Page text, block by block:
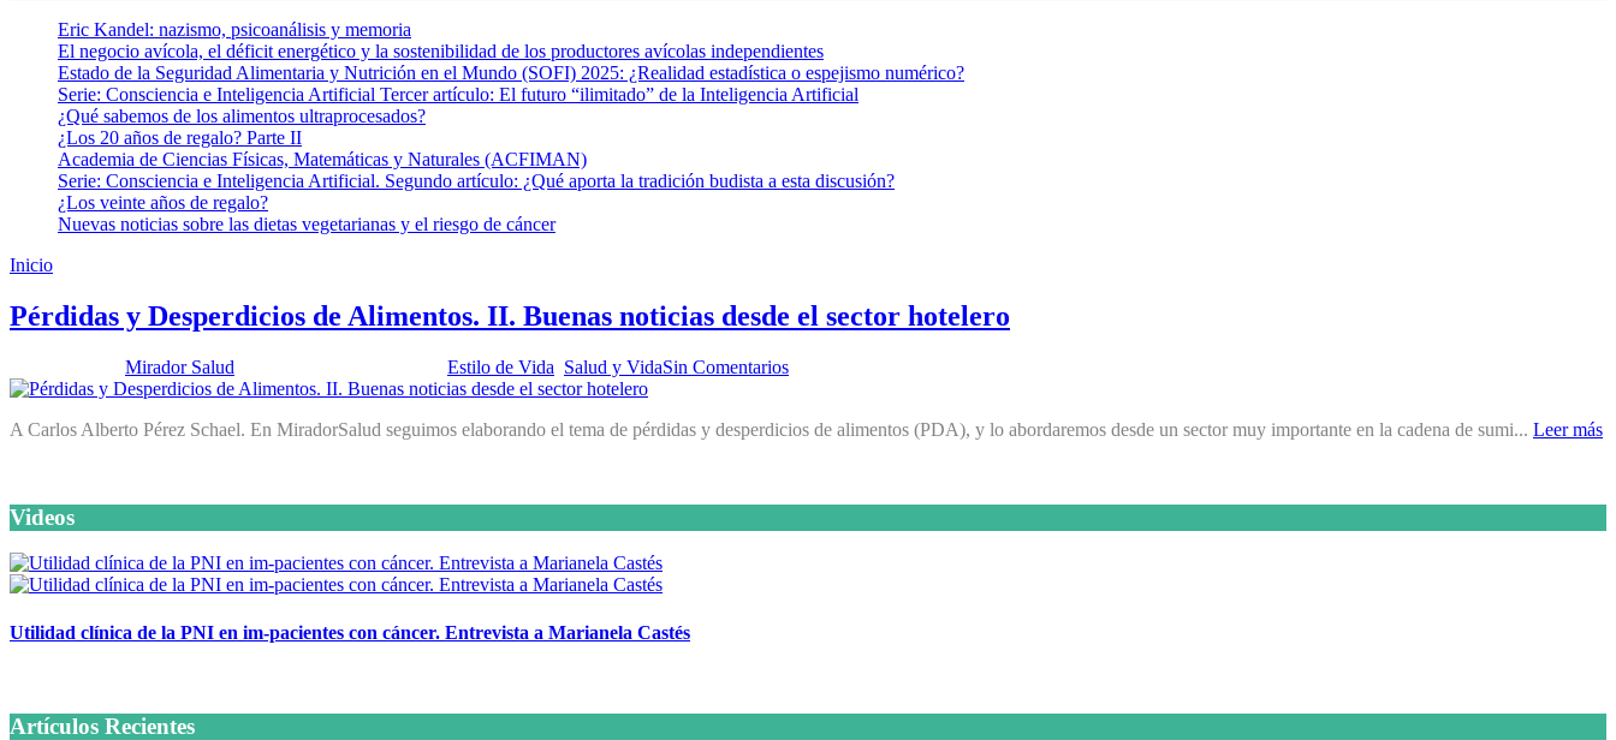
Eric Kandel: nazismo, psicoanálisis y memoria
El negocio avícola, el déficit energético y la sostenibilidad de los productores avícolas independientes
Estado de la Seguridad Alimentaria y Nutrición en el Mundo (SOFI) 2025: ¿Realidad estadística o espejismo numérico?
Serie: Consciencia e Inteligencia Artificial Tercer artículo: El futuro “ilimitado” de la Inteligencia Artificial
¿Qué sabemos de los alimentos ultraprocesados?
¿Los 20 años de regalo? Parte II
Academia de Ciencias Físicas, Matemáticas y Naturales (ACFIMAN)
Serie: Consciencia e Inteligencia Artificial. Segundo artículo: ¿Qué aporta la tradición budista a esta discusión?
¿Los veinte años de regalo?
Nuevas noticias sobre las dietas vegetarianas y el riesgo de cáncer
Inicio
Pérdidas y Desperdicios de Alimentos. II. Buenas noticias desde el sector hotelero
Mirador Salud Estilo de Vida Salud y VidaSin Comentarios
A Carlos Alberto Pérez Schael. En MiradorSalud seguimos elaborando el tema de pérdidas y desperdicios de alimentos (PDA), y lo abordaremos desde un sector muy importante en la cadena de sumi... Leer más
Videos
Utilidad clínica de la PNI en im-pacientes con cáncer. Entrevista a Marianela Castés
Artículos Recientes